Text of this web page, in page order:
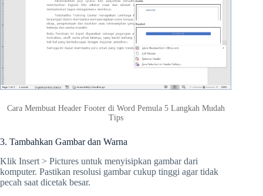
Cara Membuat Header Footer di Word Pemula 5 Langkah Mudah
Tips
3. Tambahkan Gambar dan Warna
Klik Insert > Pictures untuk menyisipkan gambar dari
komputer. Pastikan resolusi gambar cukup tinggi agar tidak
pecah saat dicetak besar.